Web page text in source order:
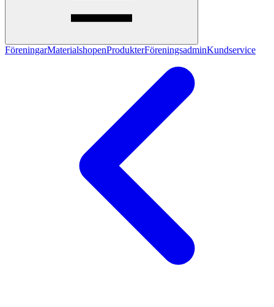
FöreningarMaterialshopenProdukterFöreningsadminKundservice